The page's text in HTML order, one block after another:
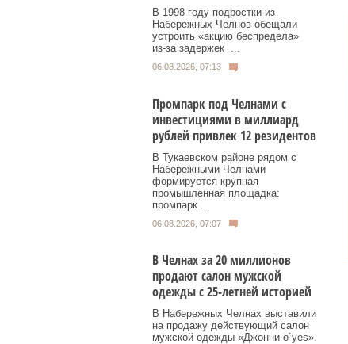
В 1998 году подростки из
Набережных Челнов обещали
устроить «акцию беспредела»
из‑за задержек ...
06.08.2026, 07:13
Промпарк под Челнами с
инвестициями в миллиард
рублей привлек 12 резидентов
В Тукаевском районе рядом с
Набережными Челнами
формируется крупная
промышленная площадка:
промпарк ...
06.08.2026, 07:07
В Челнах за 20 миллионов
продают салон мужской
одежды с 25-летней историей
В Набережных Челнах выставили
на продажу действующий салон
мужской одежды «Джонни о`yes».